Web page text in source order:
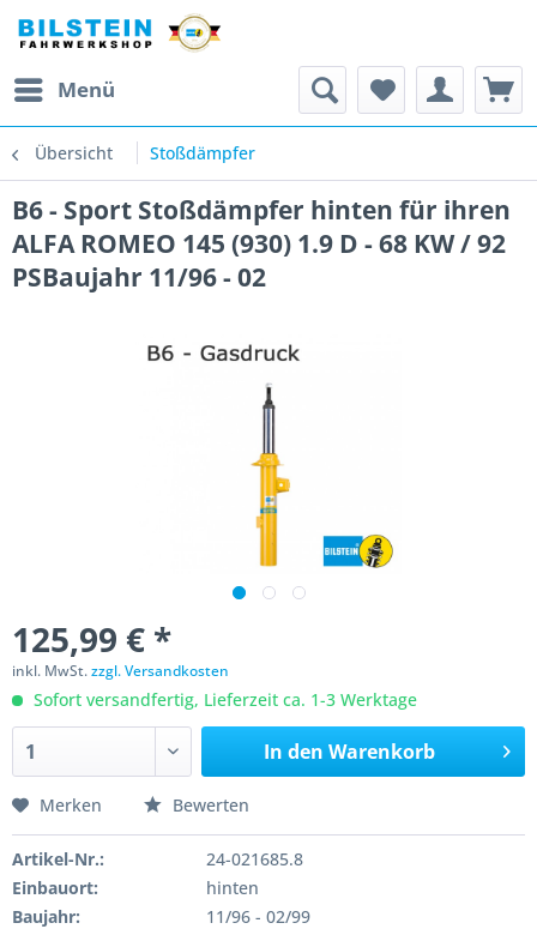
Menü
Übersicht Stoßdämpfer
B6 - Sport Stoßdämpfer hinten für ihren
ALFA ROMEO 145 (930) 1.9 D - 68 KW / 92
PSBaujahr 11/96 - 02
125,99 € *
inkl. MwSt.zzgl. Versandkosten
Sofort versandfertig, Lieferzeit ca. 1-3 Werktage
In den Warenkorb
Merken Bewerten
Artikel-Nr.:
24-021685.8
Einbauort:
hinten
Baujahr:
11/96 - 02/99